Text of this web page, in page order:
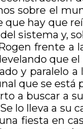
sobre el
que hay que
sistema y,
frente a
que
y paralelo
que se está
a buscar a
lo lleva a
fiesta en